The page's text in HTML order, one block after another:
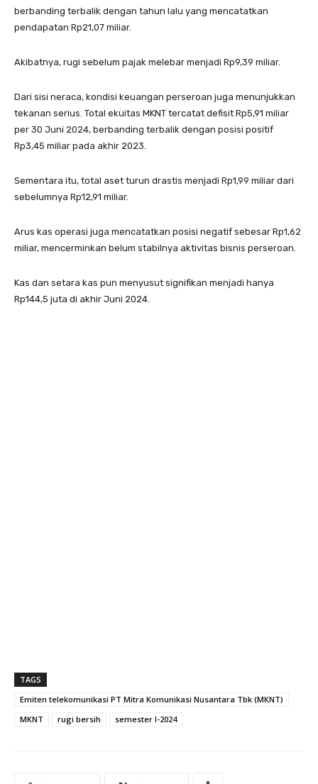
berbanding terbalik dengan tahun lalu yang mencatatkan
pendapatan Rp21,07 miliar.
Akibatnya, rugi sebelum pajak melebar menjadi Rp9,39 miliar.
Dari sisi neraca, kondisi keuangan perseroan juga menunjukkan
tekanan serius. Total ekuitas MKNT tercatat defisit Rp5,91 miliar
per 30 Juni 2024, berbanding terbalik dengan posisi positif
Rp3,45 miliar pada akhir 2023.
Sementara itu, total aset turun drastis menjadi Rp1,99 miliar dari
sebelumnya Rp12,91 miliar.
Arus kas operasi juga mencatatkan posisi negatif sebesar Rp1,62
miliar, mencerminkan belum stabilnya aktivitas bisnis perseroan.
Kas dan setara kas pun menyusut signifikan menjadi hanya
Rp144,5 juta di akhir Juni 2024.
TAGS
Emiten telekomunikasi PT Mitra Komunikasi Nusantara Tbk (MKNT)
MKNT
rugi bersih semester I-2024